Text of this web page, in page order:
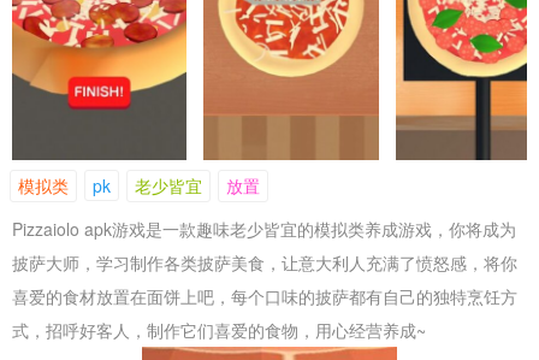
模拟类 pk 老少皆宜
放置
Pizzaiolo apk游戏是一款趣味老少皆宜的模拟类养成游戏，你将成为
披萨大师，学习制作各类披萨美食，让意大利人充满了愤怒感，将你
喜爱的食材放置在面饼上吧，每个口味的披萨都有自己的独特烹饪方
式，招呼好客人，制作它们喜爱的食物，用心经营养成~